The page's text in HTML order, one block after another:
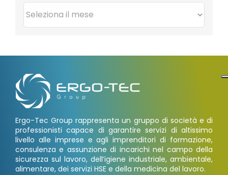
Archivi
Ergo-Tec Group rappresenta un gruppo di società e di
professionisti capace di garantire servizi di altissimo
livello alle imprese e agli imprenditori di formazione,
consulenza e assunzione di incarichi nel campo della
sicurezza sul lavoro, dell’igiene industriale, ambientale,
alimentare, dei servizi HSE e della medicina del lavoro.